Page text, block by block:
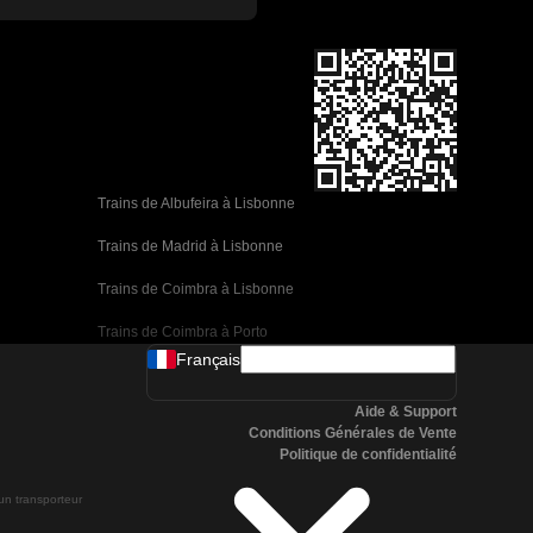
Trains de Albufeira à Lisbonne
Trains de Madrid à Lisbonne
Trains de Coimbra à Lisbonne
Trains de Coimbra à Porto
Trains de Valence à Barcelone
Trains de Malaga à Barcelone
Trains de Malaga à Madrid
transporteur
Français
Aide & Support
Conditions Générales de Vente
Politique de confidentialité